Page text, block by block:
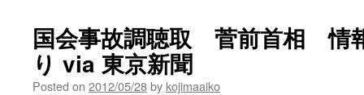
国会事故調聴取 菅前首相 情
り via 東京新聞
Posted on 2012/05/28by kojimaaiko